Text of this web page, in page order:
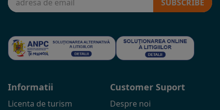
SUBSCRIBE
Informatii
Licenta de turism
Customer Suport
Despre noi